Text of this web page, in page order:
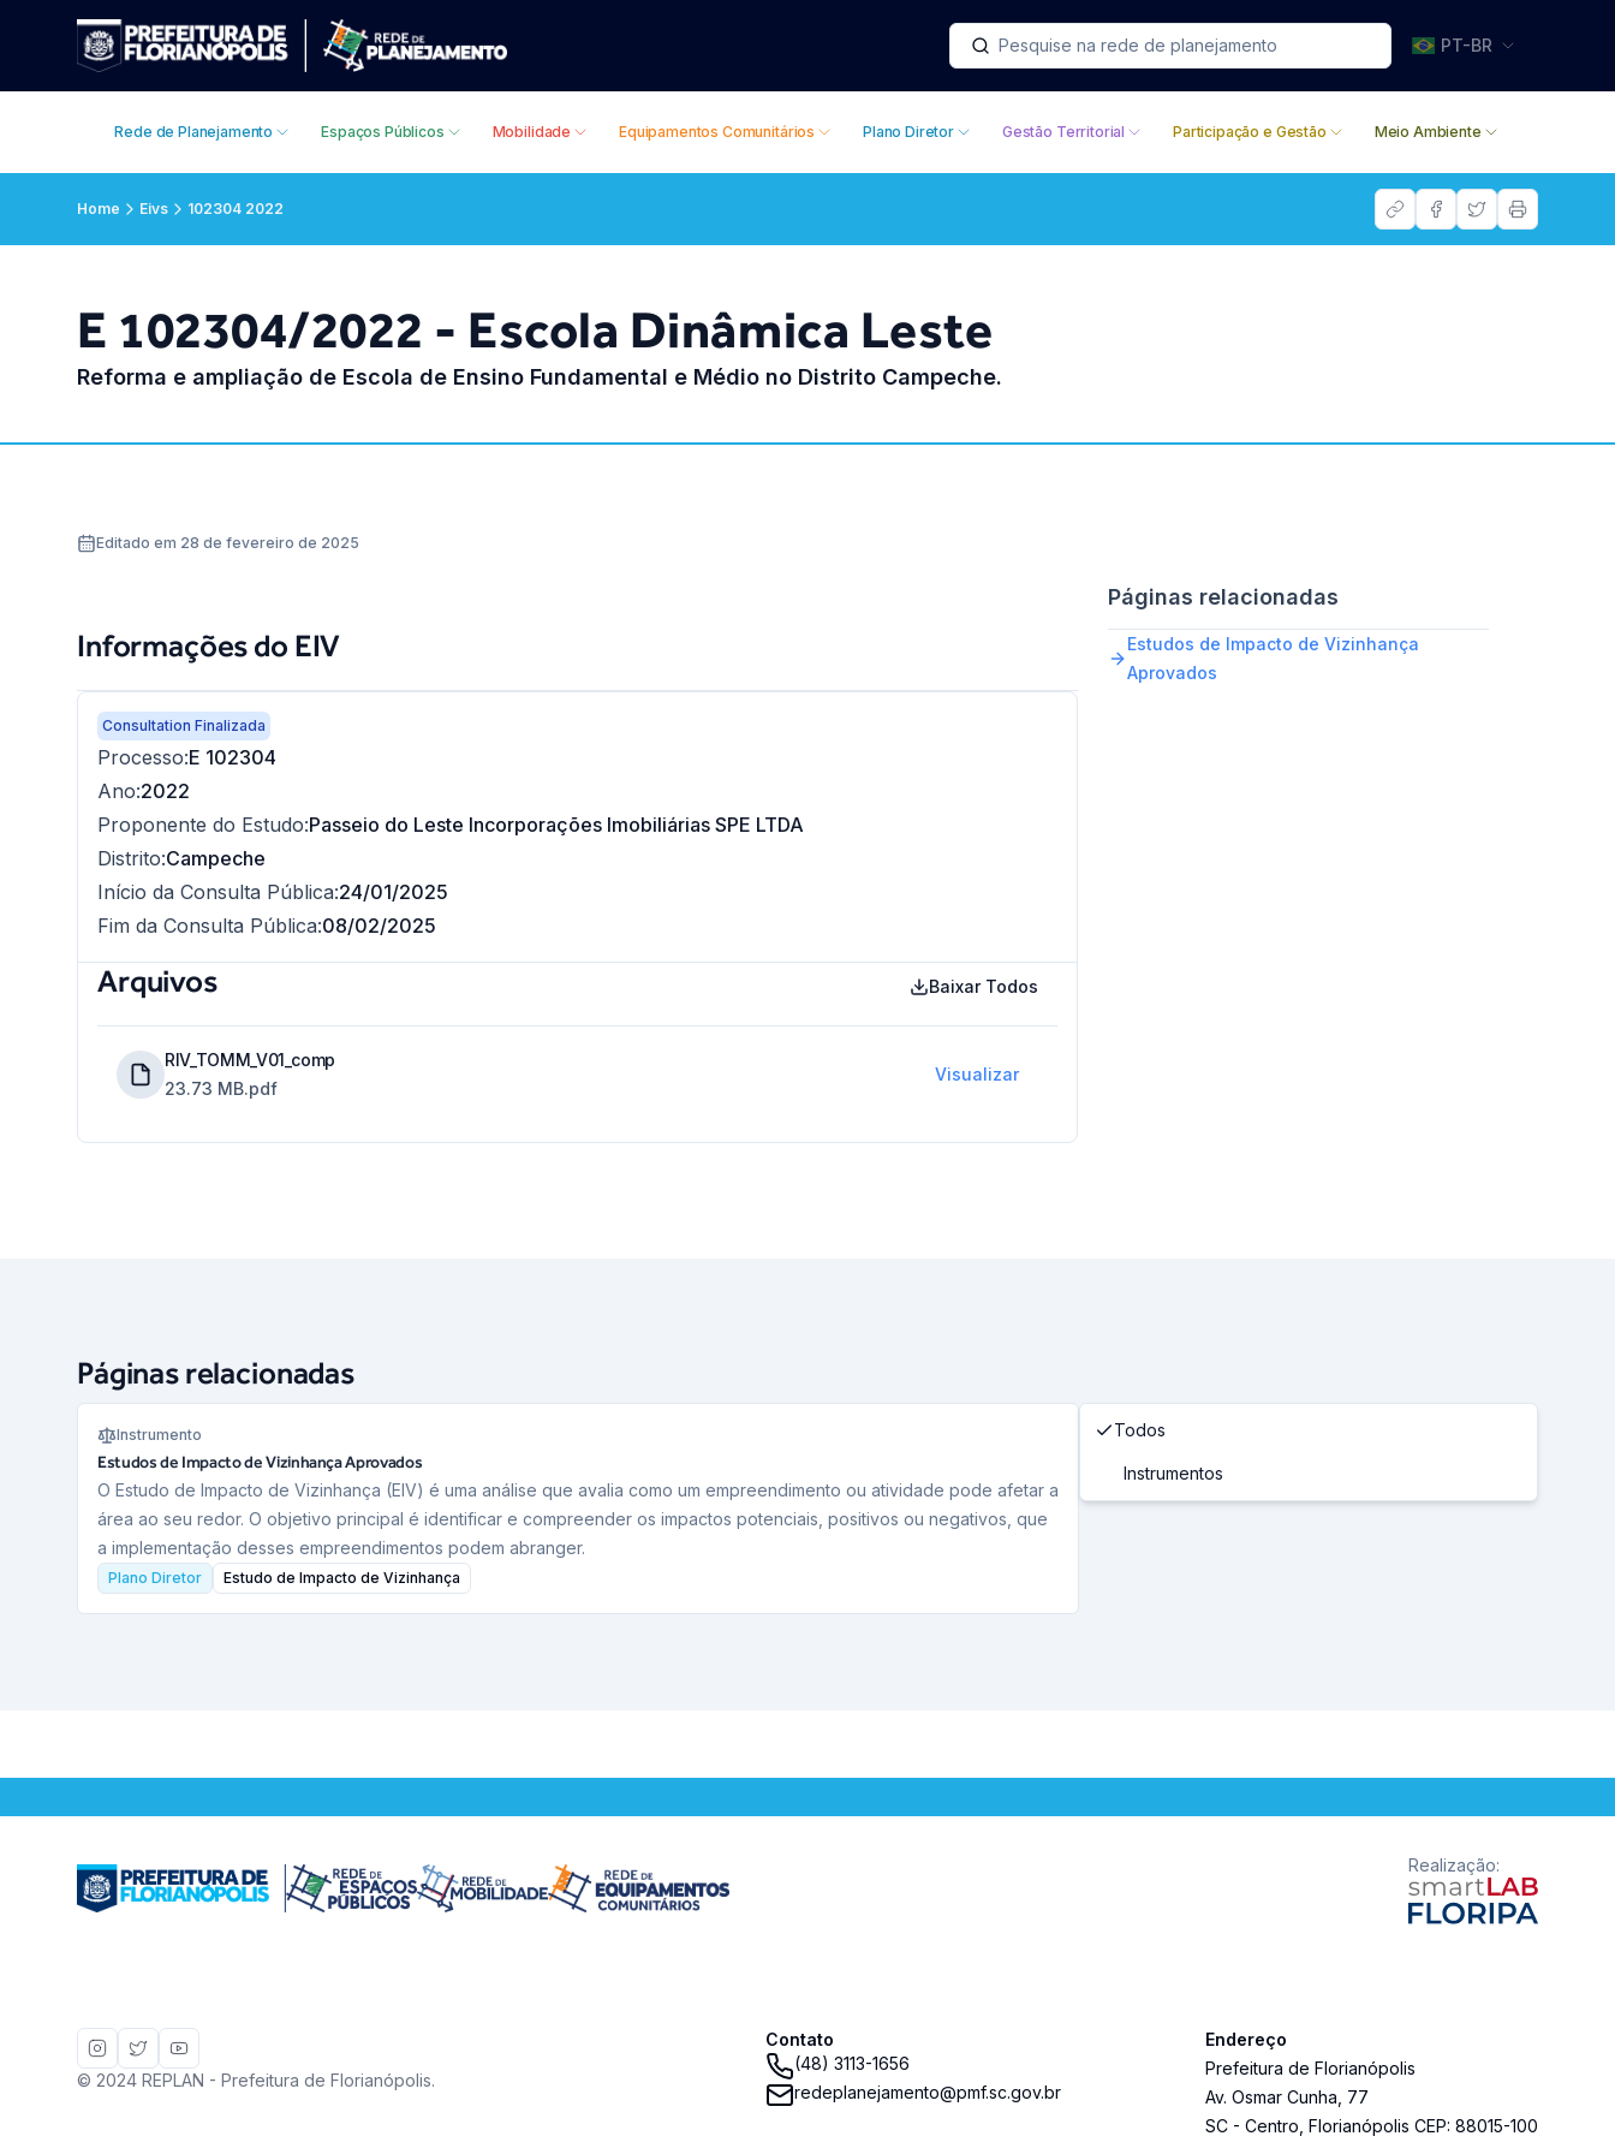
PT-BR
Rede de Planejamento Espaços Públicos Mobilidade Equipamentos Comunitários Plano Diretor Gestão Territorial Participação e Gestão Meio Ambiente
Home Eivs 102304 2022
E 102304/2022 - Escola Dinâmica Leste
Reforma e ampliação de Escola de Ensino Fundamental e Médio no Distrito Campeche.
Editado em 28 de fevereiro de 2025
Informações do EIV
Consultation Finalizada
Processo:E 102304
Ano:2022
Proponente do Estudo:Passeio do Leste Incorporações Imobiliárias SPE LTDA
Distrito:Campeche
Início da Consulta Pública:24/01/2025
Fim da Consulta Pública:08/02/2025
Arquivos Baixar Todos
RIV_TOMM_V01_comp
23.73 MB.pdf
Visualizar
Páginas relacionadas
Estudos de Impacto de Vizinhança
Aprovados
Páginas relacionadas
Instrumento
Estudos de Impacto de Vizinhança Aprovados
O Estudo de Impacto de Vizinhança (EIV) é uma análise que avalia como um empreendimento ou atividade pode afetar a
área ao seu redor. O objetivo principal é identificar e compreender os impactos potenciais, positivos ou negativos, que
a implementação desses empreendimentos podem abranger.
Plano Diretor Estudo de Impacto de Vizinhança
Todos
Instrumentos
Realização:
© 2024 REPLAN - Prefeitura de Florianópolis.
Contato
(48) 3113-1656
redeplanejamento@pmf.sc.gov.br
Endereço
Prefeitura de Florianópolis
Av. Osmar Cunha 77
SC - Centro Florianópolis CEP: 88015-100